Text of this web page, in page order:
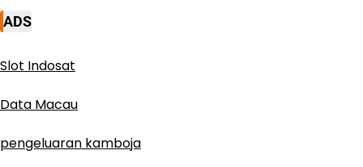
pagination
ADS
Slot Indosat
Data Macau
pengeluaran kamboja